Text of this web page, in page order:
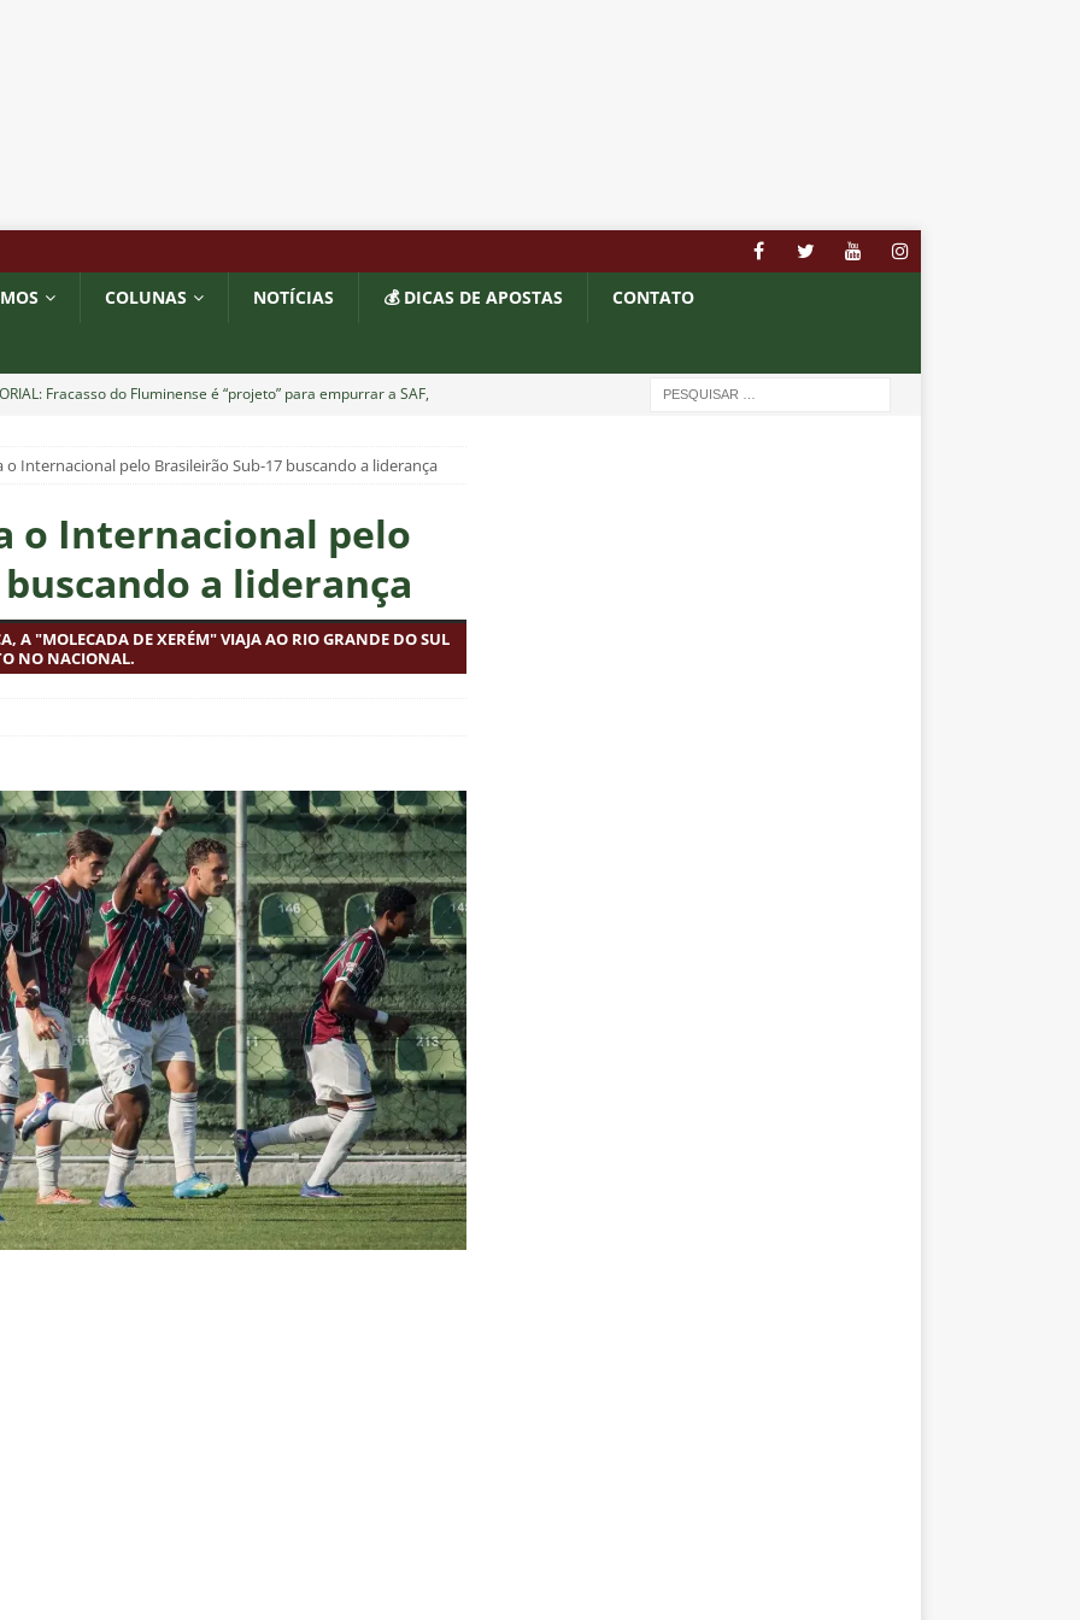
COLUNAS NOTÍCIAS 💰 DICAS DE APOSTAS CONTATO
Fracasso do Fluminense é “projeto” para empurrar a SAF,
faz anúncio sobre o futuro do volante Ruan Sales
NOTÍCIAS
DEMOCRÁTICO: Especulações sobre “candidato tampão” no
e acendem sinal vermelho para fraude eleitoral
x Fluminense: onde assistir ao vivo, horário e escalações do
Feminino
NOTÍCIAS
fecha sede social às pressas nesta sexta-feira; saiba o motivo
no Fluminense: Frente Ampla Tricolor publica análise dura
Organizadas e cooptação pela gestão
NOTÍCIAS
da Premier League disputam Kauã Elias: joia revelada pelo
milhões e Tricolor mantém porcentagem
NOTÍCIAS
x Fluminense: onde assistir ao vivo, horário e escalações do
NOTÍCIAS
no Fluminense: Ademar Arrais publica carta aberta e cobra
sobre a gestão Mário Bittencourt
NOTÍCIAS
da bola: Futuro de Luiz Henrique, ex-Fluminense, pode sofrer
Lindinor Larangeira detona gestão do Fluminense, aponta
saídas de Zubeldía, Mário e Angioni
COLUNAS
o Internacional pelo Brasileirão Sub-17 buscando a liderança
o Internacional pelo
a liderança
A "MOLECADA DE XERÉM" VIAJA AO RIO GRANDE DO SUL
NO NACIONAL.